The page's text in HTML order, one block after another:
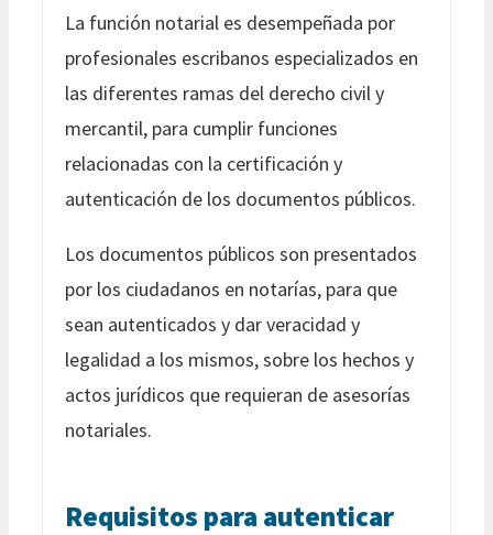
La función notarial es desempeñada por
profesionales escribanos especializados en
las diferentes ramas del derecho civil y
mercantil, para cumplir funciones
relacionadas con la certificación y
autenticación de los documentos públicos.
Los documentos públicos son presentados
por los ciudadanos en notarías, para que
sean autenticados y dar veracidad y
legalidad a los mismos, sobre los hechos y
actos jurídicos que requieran de asesorías
notariales.
Requisitos para autenticar